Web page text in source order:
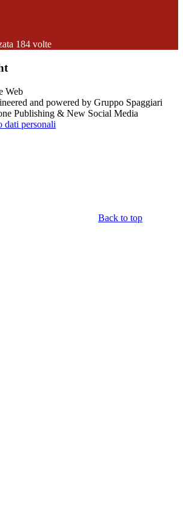
184 volte
and powered by Gruppo Spaggiari
Publishing & New Social Media
dati personali
Back to top